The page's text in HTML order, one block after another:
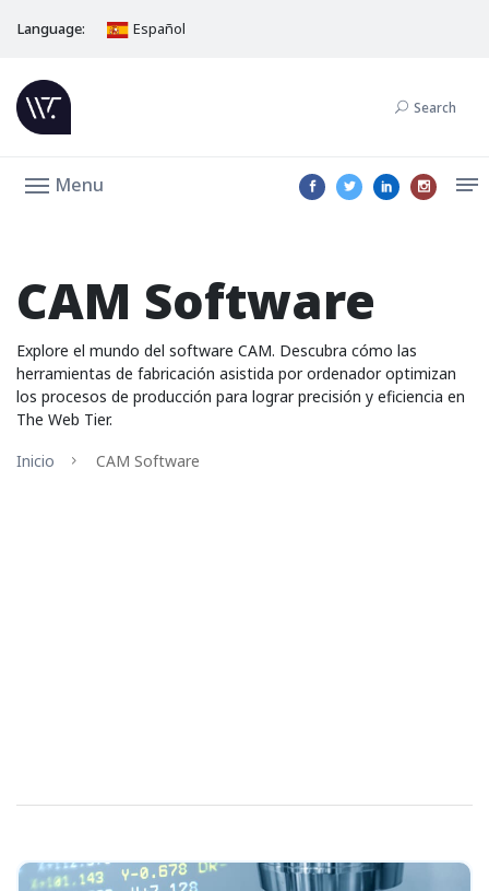
Language: Español
Search
Menu
CAM Software
Explore el mundo del software CAM. Descubra cómo las
herramientas de fabricación asistida por ordenador optimizan
los procesos de producción para lograr precisión y eficiencia en
The Web Tier.
Inicio
CAM Software